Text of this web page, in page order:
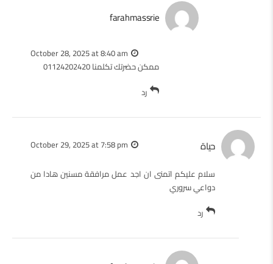
farahmassrie
October 28, 2025 at 8:40 am
ممكن حضرتك تكلمنا 01124202420
رد
حياة
October 29, 2025 at 7:58 pm
سلام عليكم اتمنى ان اجد عمل مرافقة مسنين هادا من
دواعي سروري
رد